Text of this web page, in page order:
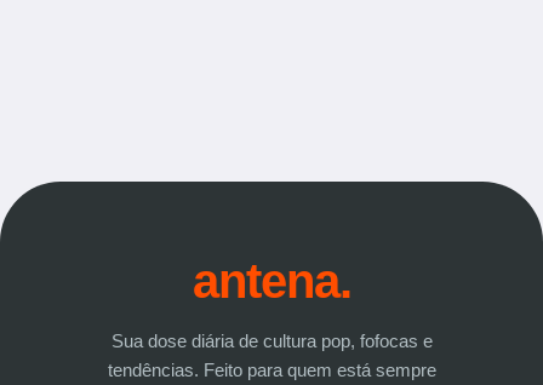
antena.
Sua dose diária de cultura pop, fofocas e
tendências. Feito para quem está sempre